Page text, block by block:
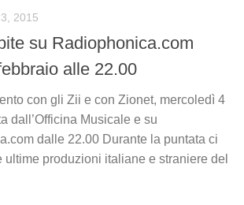
2015
su Radiophonica.com
alle 22.00
con gli Zii e con Zionet, mercoledì 4
dall’Officina Musicale e su
dalle 22.00 Durante la puntata ci
ultime produzioni italiane e straniere del